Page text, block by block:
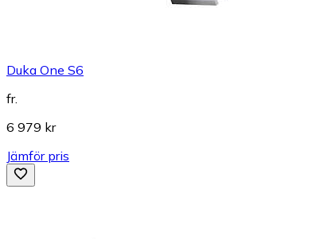
Duka One S6
fr.
6 979 kr
Jämför pris